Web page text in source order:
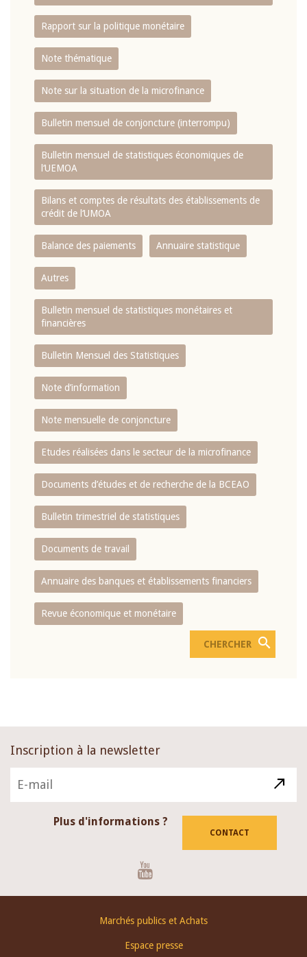
Rapport sur la politique monétaire
Note thématique
Note sur la situation de la microfinance
Bulletin mensuel de conjoncture (interrompu)
Bulletin mensuel de statistiques économiques de
l‘UEMOA
Bilans et comptes de résultats des établissements de
crédit de l‘UMOA
Balance des paiements Annuaire statistique
Autres
Bulletin mensuel de statistiques monétaires et
financières
Bulletin Mensuel des Statistiques
Note d’information
Note mensuelle de conjoncture
Etudes réalisées dans le secteur de la microfinance
Documents d’études et de recherche de la BCEAO
Bulletin trimestriel de statistiques
Documents de travail
Annuaire des banques et établissements financiers
Revue économique et monétaire
Inscription à la newsletter
Plus d'informations ?
CONTACT
Marchés publics et Achats
Espace presse